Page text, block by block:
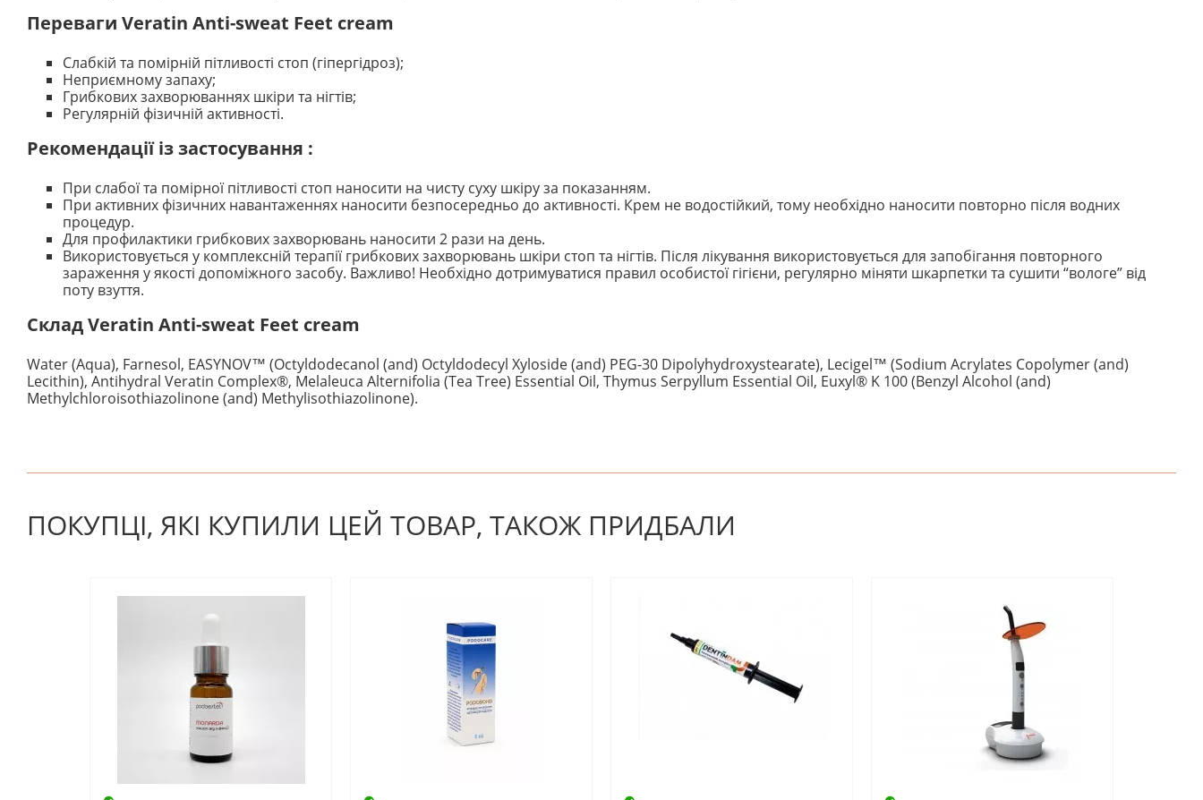
Переваги Veratin Anti-sweat Feet cream
Слабкій та помірній пітливості стоп (гіпергідроз);
Неприємному запаху;
Грибкових захворюваннях шкіри та нігтів;
Регулярній фізичній активності.
Рекомендації із застосування :
При слабої та помірної пітливості стоп наносити на чисту суху шкіру за показанням.
При активних фізичних навантаженнях наносити безпосередньо до активності. Крем не водостійкий, тому необхідно наносити повторно після водних
процедур.
Для профилактики грибкових захворювань наносити 2 рази на день.
Використовується у комплексній терапії грибкових захворювань шкіри стоп та нігтів. Після лікування використовується для запобігання повторного
зараження у якості допоміжного засобу. Важливо! Необхідно дотримуватися правил особистої гігієни, регулярно міняти шкарпетки та сушити “вологе” від
поту взуття.
СкладVeratin Anti-sweat Feet cream
Water (Aqua), Farnesol, EASYNOV™ (Octyldodecanol (and) Octyldodecyl Xyloside (and) PEG-30 Dipolyhydroxystearate), Lecigel™ (Sodium Acrylates Copolymer (and)
Lecithin), Antihydral Veratin Complex®, Melaleuca Alternifolia (Tea Tree) Essential Oil, Thymus Serpyllum Essential Oil, Euxyl® K 100 (Benzyl Alcohol (and)
Methylchloroisothiazolinone (and) Methylisothiazolinone).
На даний час немає відгуків. Ви можете стати першим! Будьте першим, хто напише відгук.
ПОКУПЦІ, ЯКІ КУПИЛИ ЦЕЙ ТОВАР, ТАКОЖ ПРИДБАЛИ